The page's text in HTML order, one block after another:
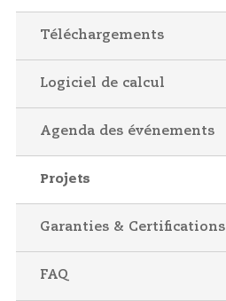
Téléchargements
Logiciel de calcul
Agenda des événements
Projets
Garanties & Certifications
FAQ